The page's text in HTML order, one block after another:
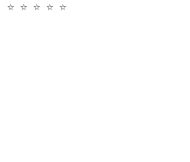
⭐ ⭐ ⭐ ⭐ ⭐